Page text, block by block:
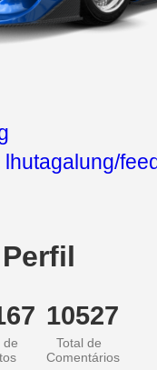
lhutagalung/
de
10527
Total de
Comentários